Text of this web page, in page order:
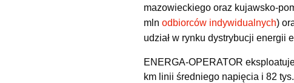
mazowieckiego oraz kujawsko-
mln odbiorców indywidualnych)
udział w rynku dystrybucji energii
ENERGA-OPERATOR
km linii średniego napięcia i 82